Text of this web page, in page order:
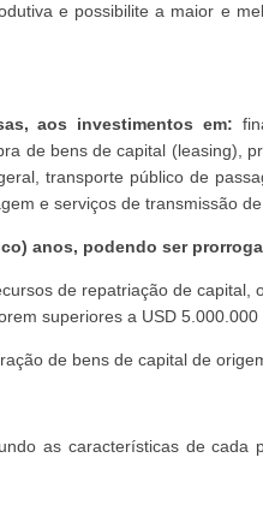
e possibilite a maior e
aos investimentos em:
de bens de capital (leasing),
transporte público de
e serviços de transmissão de
anos, podendo ser
de repatriação de
superiores a USD 5.000.000
de bens de capital de
as características de cada